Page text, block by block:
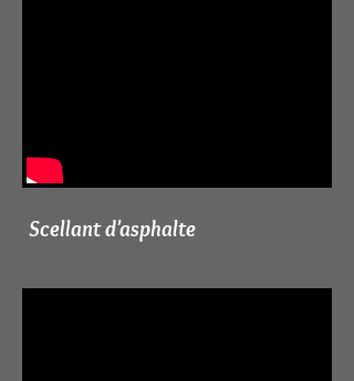
Scellant d'asphalte